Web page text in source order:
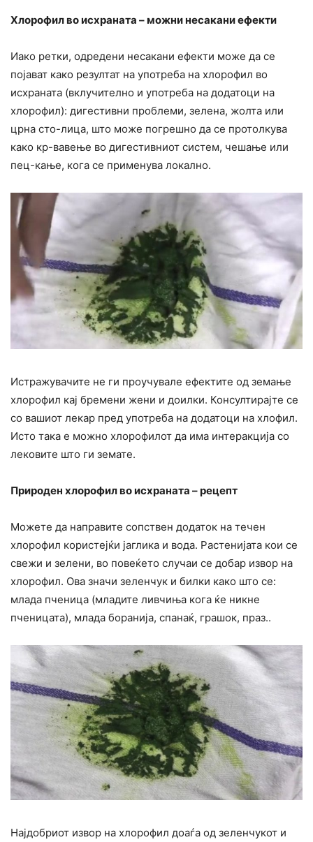
Хлорофил во исхраната – можни несакани ефекти
Иако ретки, одредени несакани ефекти може да се
појават како резултат на употреба на хлорофил во
исхраната (вклучително и употреба на додатоци на
хлорофил): дигестивни проблеми, зелена, жолта или
црна сто-лица, што може погрешно да се протолкува
како кр-вавење во дигестивниот систем, чешање или
пец-кање, кога се применува локално.
Истражувачите не ги проучувале ефектите од земање
хлорофил кај бремени жени и доилки. Консултирајте се
со вашиот лекар пред употреба на додатоци на хлофил.
Исто така е можно хлорофилот да има интеракција со
лековите што ги земате.
Природен хлорофил во исхраната – рецепт
Можете да направите сопствен додаток на течен
хлорофил користејќи јаглика и вода. Растенијата кои се
свежи и зелени, во повеќето случаи се добар извор на
хлорофил. Ова значи зеленчук и билки како што се:
млада пченица (младите ливчиња кога ќе никне
пченицата), млада боранија, спанаќ, грашок, праз..
Најдобриот извор на хлорофил доаѓа од зеленчукот и